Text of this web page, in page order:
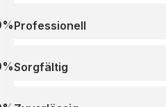
Professionell
Sorgfältig